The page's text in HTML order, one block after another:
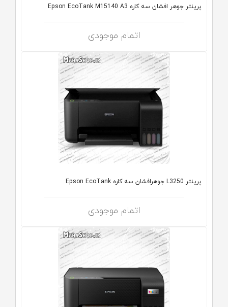
پرینتر جوهر افشان سه کاره Epson EcoTank M15140 A3
اتمام موجودی
پرینتر L3250 جوهرافشان سه کاره Epson EcoTank
اتمام موجودی